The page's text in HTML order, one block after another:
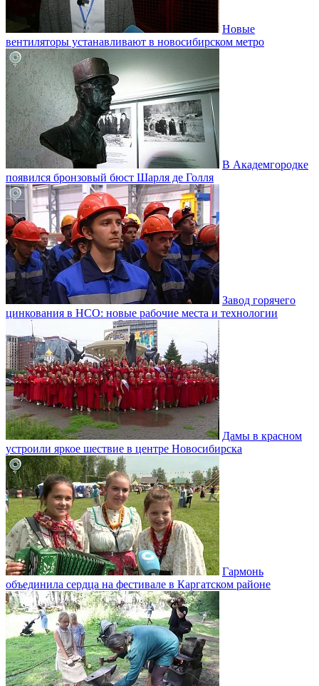
Новые
вентиляторы устанавливают в новосибирском метро
В Академгородке
появился бронзовый бюст Шарля де Голля
Завод горячего
цинкования в НСО: новые рабочие места и технологии
Дамы в красном
устроили яркое шествие в центре Новосибирска
Гармонь
объединила сердца на фестивале в Каргатском районе